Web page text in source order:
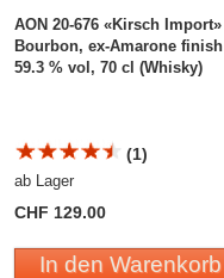
AON 20-676 «Kirsch Import»
Bourbon, ex-Amarone finish
59.3 % vol, 70 cl (Whisky)
(1)
ab Lager
CHF 129.00
In den Warenkorb